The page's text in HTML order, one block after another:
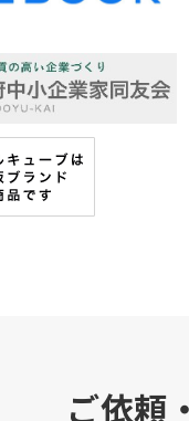
ご依頼